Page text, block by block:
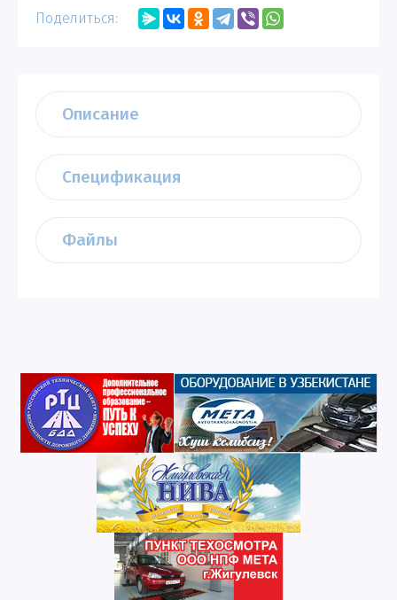
Поделиться:
Описание
Спецификация
Файлы